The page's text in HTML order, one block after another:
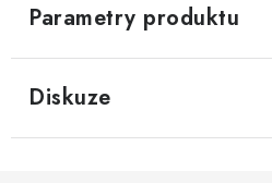
Parametry produktu
Diskuze